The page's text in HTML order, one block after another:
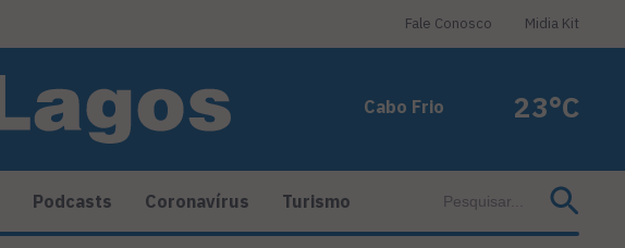
Fale Conosco Midia Kit
Cabo Frio 23°C
Podcasts Coronavírus Turismo